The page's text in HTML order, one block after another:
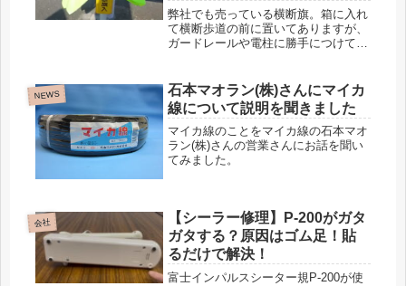
みました
弊社でも売っている横断旗。箱に入れ
て横断歩道の前に置いてありますが、
ガードレールや電柱に勝手につけてい
NEWS
石本マオラン(株)さんにマイカ
線について説明を聞きました
マイカ線のことをマイカ線の石本マオ
ラン(株)さんの営業さんにお話を聞い
てみました。
会社
【シーラー修理】P-200がガタ
ガタする？原因はゴム足！貼
るだけで解決！
富士インパルスシーター規P-200が使